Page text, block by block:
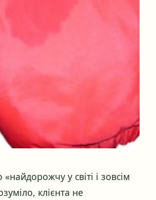
у світі і зовсім
клієнта не